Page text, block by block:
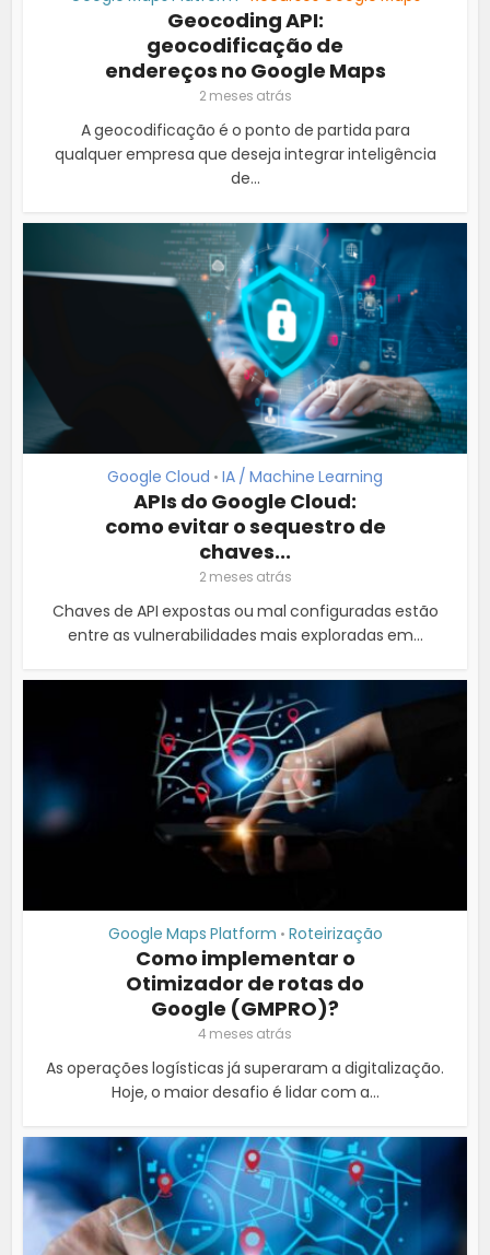
Geocoding API:
geocodificação de
endereços no Google Maps
2 meses atrás
A geocodificação é o ponto de partida para
qualquer empresa que deseja integrar inteligência
de...
Google Cloud • IA / Machine Learning
APIs do Google Cloud:
como evitar o sequestro de
chaves...
2 meses atrás
Chaves de API expostas ou mal configuradas estão
entre as vulnerabilidades mais exploradas em...
Google Maps Platform • Roteirização
Como implementar o
Otimizador de rotas do
Google (GMPRO)?
4 meses atrás
As operações logísticas já superaram a digitalização.
Hoje, o maior desafio é lidar com a...